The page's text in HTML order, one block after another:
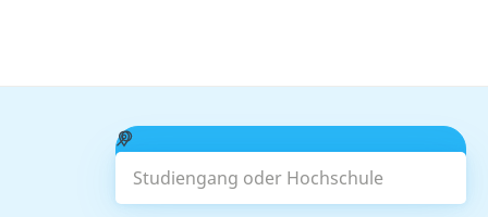
Studiengang oder Hochschule
Suchen